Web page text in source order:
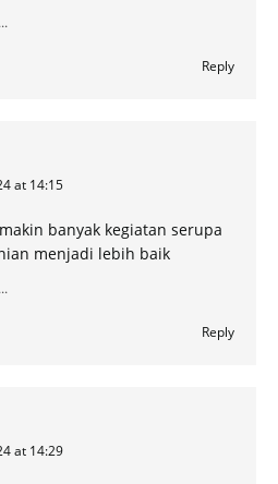
Reply
at 14:15
banyak kegiatan serupa
menjadi lebih baik
Reply
at 14:29